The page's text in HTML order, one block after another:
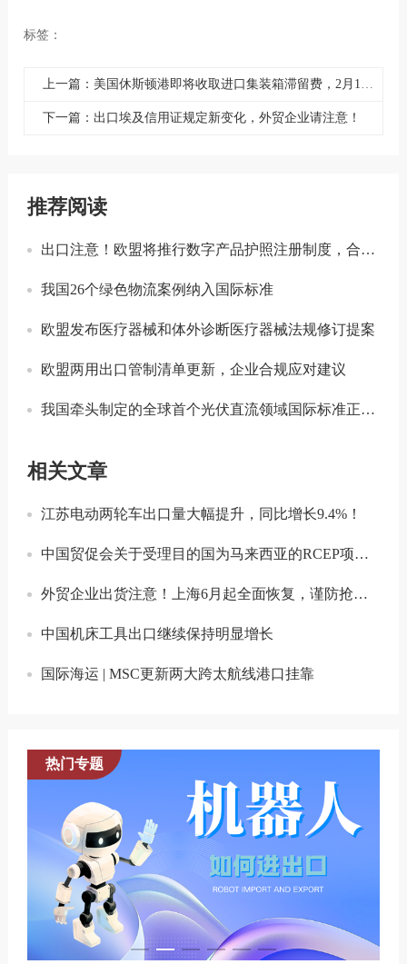
标签：
上一篇：美国休斯顿港即将收取进口集装箱滞留费，2月1日起！
下一篇：出口埃及信用证规定新变化，外贸企业请注意！
推荐阅读
出口注意！欧盟将推行数字产品护照注册制度，合规门槛进一步提升！
我国26个绿色物流案例纳入国际标准
欧盟发布医疗器械和体外诊断医疗器械法规修订提案
欧盟两用出口管制清单更新，企业合规应对建议
我国牵头制定的全球首个光伏直流领域国际标准正式发布
相关文章
江苏电动两轮车出口量大幅提升，同比增长9.4%！
中国贸促会关于受理目的国为马来西亚的RCEP项下原产地证书的通知
外贸企业出货注意！上海6月起全面恢复，谨防抢运潮！
中国机床工具出口继续保持明显增长
国际海运 | MSC更新两大跨太航线港口挂靠
热门专题